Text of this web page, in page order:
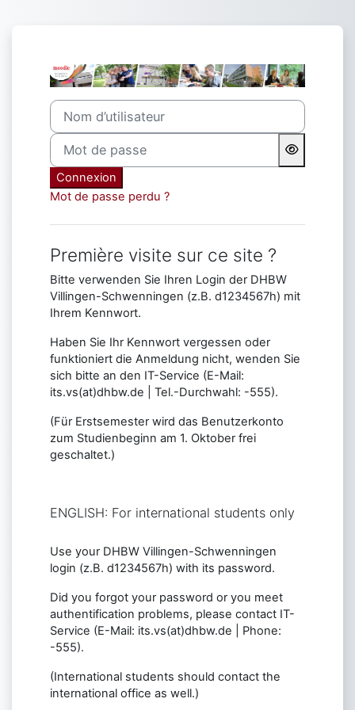
Connexion à
Nom d’utilisateur
Mot de passe
Connexion
Mot de passe perdu ?
Première visite sur ce site ?
Bitte verwenden Sie Ihren Login der DHBW
Villingen-Schwenningen (z.B. d1234567h) mit
Ihrem Kennwort.
Haben Sie Ihr Kennwort vergessen oder
funktioniert die Anmeldung nicht, wenden Sie
sich bitte an den IT-Service (E-Mail:
its.vs(at)dhbw.de | Tel.-Durchwahl: -555).
(Für Erstsemester wird das Benutzerkonto
zum Studienbeginn am 1. Oktober frei
geschaltet.)
ENGLISH: For international students only
Use your DHBW Villingen-Schwenningen
login (z.B. d1234567h) with its password.
Did you forgot your password or you meet
authentification problems, please contact IT-
Service (E-Mail: its.vs(at)dhbw.de | Phone:
-555).
(International students should contact the
international office as well.)